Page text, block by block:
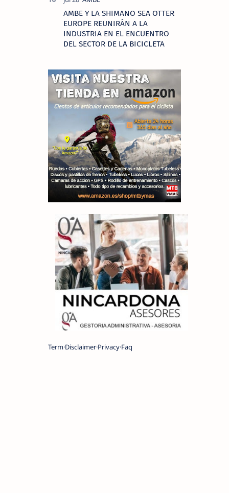
AMBE Y LA SHIMANO SEA OTTER
EUROPE REUNIRÁN A LA
INDUSTRIA EN EL ENCUENTRO
DEL SECTOR DE LA BICICLETA
Term Disclaimer Privacy Faq